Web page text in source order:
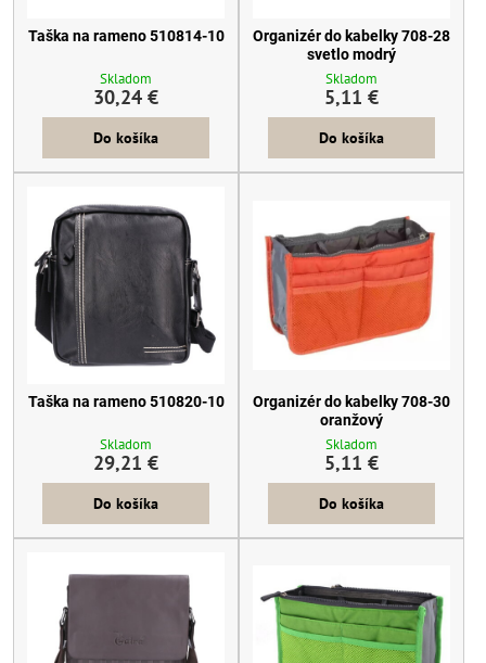
Taška na rameno 510814-10
Skladom
30,24 €
Do košíka
Organizér do kabelky 708-28
svetlo modrý
Skladom
5,11 €
Do košíka
Taška na rameno 510820-10
Skladom
29,21 €
Do košíka
Organizér do kabelky 708-30
oranžový
Skladom
5,11 €
Do košíka